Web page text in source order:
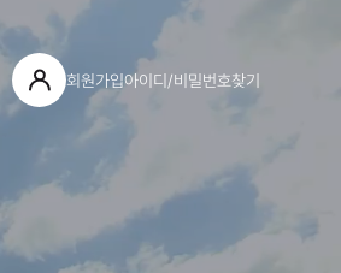
회원가입아이디/비밀번호찾기